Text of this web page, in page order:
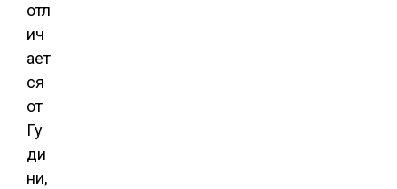
отл
ич
ает
ся
от
Гу
ди
ни,